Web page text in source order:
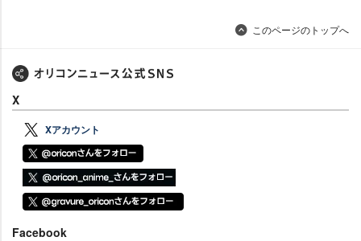
このページのトップへ
X
Xアカウント
Facebook